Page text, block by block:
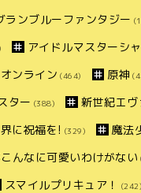
ランブルーファンタジー
アイドルマスターシ
ンライン (464) 原神
ター (388) 新世紀エ
に祝福を! (329) 魔法
んなに可愛いわけがない
スマイルプリキュア！ (242)